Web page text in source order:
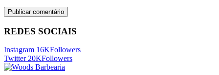
REDES SOCIAIS
Instagram 16KFollowers
Twitter 20KFollowers